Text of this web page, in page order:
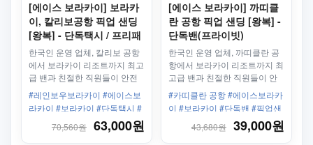
[에이스 보라카이] 보라카
이, 칼리보공항 픽업 샌딩
[왕복] - 단독택시 / 프리패
스
한국인 운영 업체, 칼리보 공항
에서 보라카이 리조트까지 최고
급 밴과 친절한 직원들이 안전
하고 편안하게 모십니다.
#레인보우보라카이 #에이스보
라카이 #보라카이 #단독택시 #
픽업샌딩 #왕복 #칼리보공항 #
보라카이리조트 #한인업체 #최
70,560원 63,000원
[에이스 보라카이] 까띠클
란 공항 픽업 샌딩 [왕복] -
단독밴(프라이빗)
한국인 운영 업체, 까띠클란 공
항에서 보라카이 리조트까지 최
고급 밴과 친절한 직원들이 안
전하고 편안하게 모십니다.
#카띠클란 공항 #에이스보라카
이 #보라카이 #단독밴 #픽업샌
딩 #왕복 #보라카이리조트 #한
인업체 #최고의서비스
43,680원 39,000원